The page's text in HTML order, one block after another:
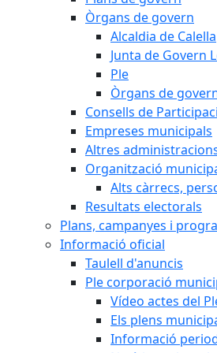
Òrgans de govern
Alcaldia de Calella
Junta de Govern
Ple
Òrgans de
Consells de
Empreses municipals
Altres
Organització
Alts càrrecs,
Resultats electorals
Plans, campanyes i
Informació oficial
Taulell d'anuncis
Ple corporació
Vídeo actes del
Els plens
Informació